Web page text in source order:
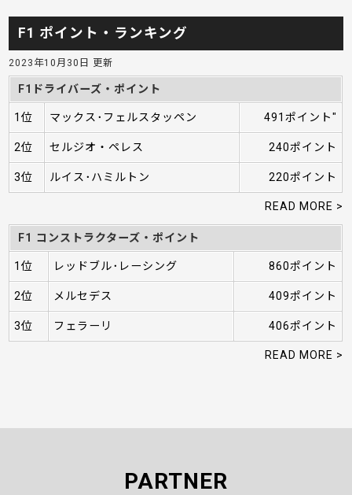
F1 ポイント・ランキング
2023年10月30日 更新
F1ドライバーズ・ポイント
1位 マックス･フェルスタッペン 491ポイント"
2位 セルジオ・ペレス 240ポイント
3位 ルイス･ハミルトン 220ポイント
READ MORE >
F1 コンストラクターズ・ポイント
1位 レッドブル･レーシング 860ポイント
2位 メルセデス 409ポイント
3位 フェラーリ 406ポイント
READ MORE >
PARTNER